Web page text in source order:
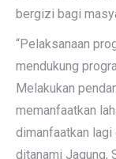
bergizi bagi
“Pelaksanaan
mendukung
Melakukan
memanfaatkan
dimanfaatkan lagi
ditanami Jagung,